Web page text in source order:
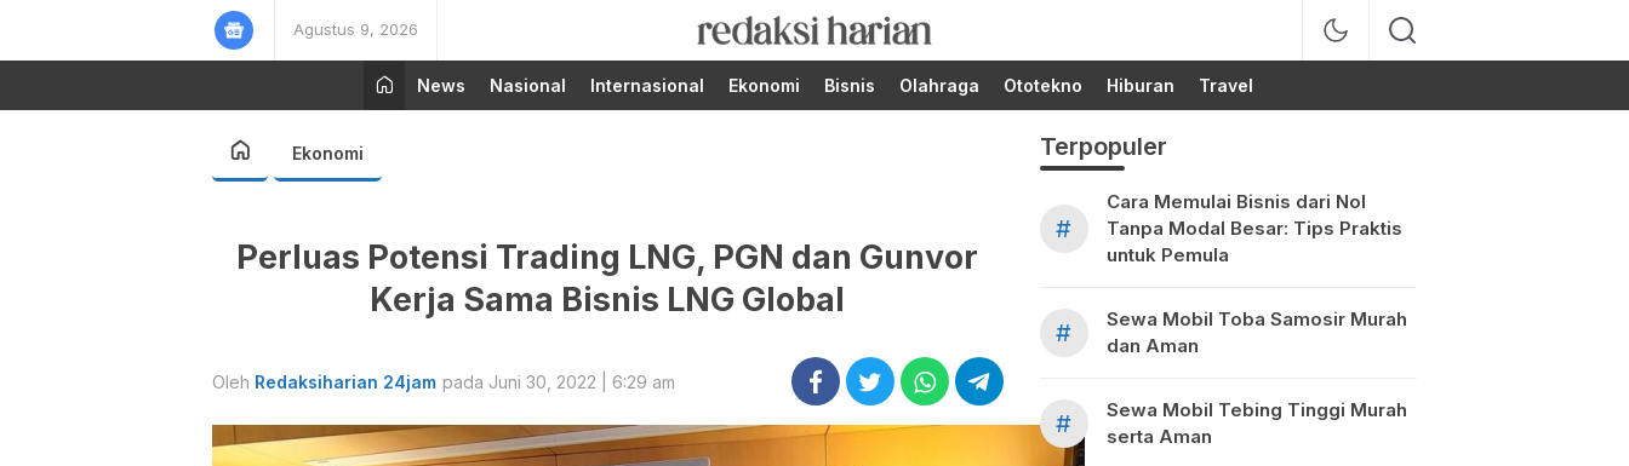
Agustus 9, 2026
RedaksiHarian.com
Berita Terupdate dari
Redaksi Harian!
News
Nasional Internasional Ekonomi Bisnis Olahraga Ototekno Hiburan Travel
Ekonomi
Perluas Potensi Trading LNG, PGN dan Gunvor
Kerja Sama Bisnis LNG Global
Oleh Redaksiharian 24jam pada Juni 30, 2022 | 6:29 am
Terpopuler
#
Cara Memulai Bisnis dari Nol
Tanpa Modal Besar: Tips Praktis
untuk Pemula
#
Sewa Mobil Toba Samosir Murah
dan Aman
#
Sewa Mobil Tebing Tinggi Murah
serta Aman